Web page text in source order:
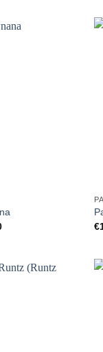
Preisspanne:
€